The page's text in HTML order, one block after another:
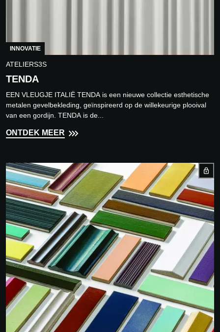
INNOVATIE
ATELIERS3S
TENDA
EEN VLEUGJE ITALIË TENDA is een nieuwe collectie esthetische
metalen gevelbekleding, geïnspireerd op de willekeurige plooival
van een gordijn. TENDA is de...
ONTDEK MEER